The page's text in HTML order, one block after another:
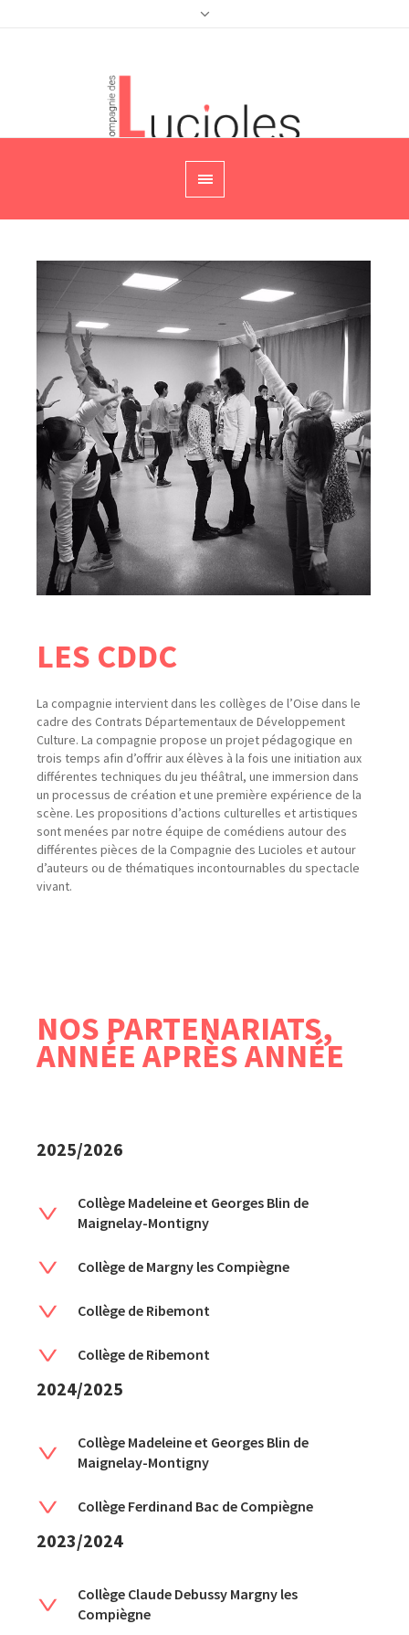
Agenda
LES CDDC
La compagnie intervient dans les collèges de l’Oise dans le
cadre des Contrats Départementaux de Développement
Culture.La compagnie propose un projet pédagogique en
trois temps afin d’offrir aux élèves à la fois une initiation aux
différentes techniques du jeu théâtral, une immersion dans
un processus de création et une première expérience de la
scène. Les propositions d’actions culturelles et artistiques
sont menées par notre équipe de comédiens autour des
différentes pièces de la Compagnie des Lucioles et autour
d’auteurs ou de thématiques incontournables du spectacle
vivant.
NOS PARTENARIATS,
ANNÉE APRÈS ANNÉE
2025/2026
Collège Madeleine et Georges Blin de
Maignelay-Montigny
Collège de Margny les Compiègne
Collège de Ribemont
Collège de Ribemont
2024/2025
Collège Madeleine et Georges Blin de
Maignelay-Montigny
Collège Ferdinand Bac de Compiègne
2023/2024
Collège Claude Debussy Margny les
Compiègne